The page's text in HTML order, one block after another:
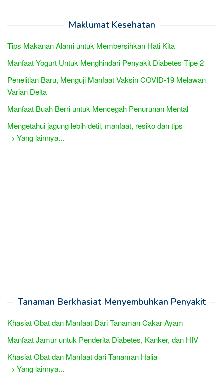
Maklumat Kesehatan
Tips Makanan Alami untuk Membersihkan Hati Kita
Manfaat Yogurt Untuk Menghindari Penyakit Diabetes Tipe 2
Penelitian Baru, Menguji Manfaat Vaksin COVID-19 Melawan
Varian Delta
Manfaat Buah Berri untuk Mencegah Penurunan Mental
Mengetahui jagung lebih detil, manfaat, resiko dan tips
→ Yang lainnya...
Tanaman Berkhasiat Menyembuhkan Penyakit
Khasiat Obat dan Manfaat Dari Tanaman Cakar Ayam
Manfaat Jamur untuk Penderita Diabetes, Kanker, dan HIV
Khasiat Obat dan Manfaat dari Tanaman Halia
→ Yang lainnya...